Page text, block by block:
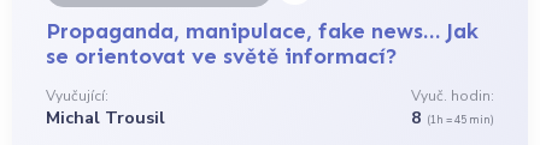
Propaganda, manipulace, fake news… Jak
se orientovat ve světě informací?
Vyučující:
Michal Trousil
Vyuč. hodin:
8 (1h = 45 min)